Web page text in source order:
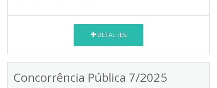
DETALHES
Concorrência Pública 7/2025